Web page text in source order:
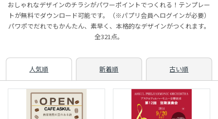
おしゃれなデザインのチラシがパワーポイントでつくれる！テンプレー
トが無料でダウンロード可能です。（※パプリ会員へログインが必要）
パワポでだれでもかんたん、素早く、本格的なデザインがつくれます。
全321点。
人気順 新着順 古い順